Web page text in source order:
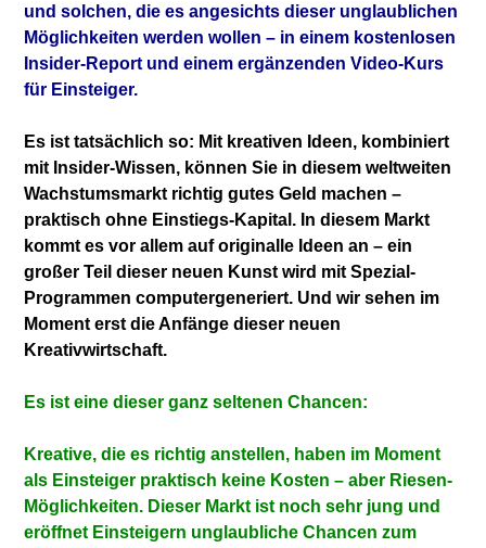
und solchen, die es angesichts dieser unglaublichen
Möglichkeiten werden wollen – in einem kostenlosen
Insider-Report und einem ergänzenden Video-Kurs
für Einsteiger.
Es ist tatsächlich so: Mit kreativen Ideen, kombiniert
mit Insider-Wissen, können Sie in diesem weltweiten
Wachstumsmarkt richtig gutes Geld machen –
praktisch ohne Einstiegs-Kapital. In diesem Markt
kommt es vor allem auf originalle Ideen an – ein
großer Teil dieser neuen Kunst wird mit Spezial-
Programmen computergeneriert. Und wir sehen im
Moment erst die Anfänge dieser neuen
Kreativwirtschaft.
Es ist eine dieser ganz seltenen Chancen:
Kreative, die es richtig anstellen, haben im Moment
als Einsteiger praktisch keine Kosten – aber Riesen-
Möglichkeiten. Dieser Markt ist noch sehr jung und
eröffnet Einsteigern unglaubliche Chancen zum